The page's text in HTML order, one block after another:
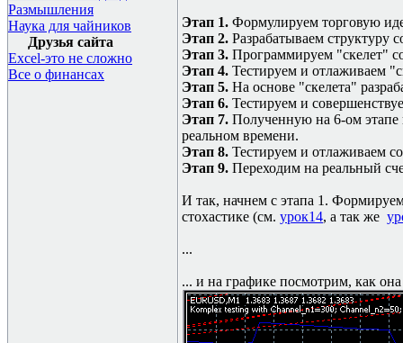
Размышления
Наука для чайников
Друзья сайта
Excel-это не сложно
Все о финансах
Этап 1. Формулируем торговую
Этап 2. Разрабатываем структуру
Этап 3. Программируем "скелет"
Этап 4. Тестируем и отлаживаем
Этап 5. На основе "скелета"
Этап 6. Тестируем и
Этап 7. Полученную на 6-ом этапе
реальном времени.
Этап 8. Тестируем и отлаживаем
Этап 9. Переходим на реальный
И так, начнем с этапа 1.
стохастике (см. урок14, а так же
...
... и на графике посмотрим, как она